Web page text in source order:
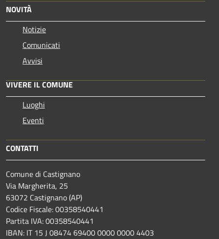
NOVITÀ
Notizie
Comunicati
Avvisi
VIVERE IL COMUNE
Luoghi
Eventi
CONTATTI
Comune di Castignano
Via Margherita, 25
63072 Castignano (AP)
Codice Fiscale: 00358540441
Partita IVA: 00358540441
IBAN: IT 15 J 08474 69400 0000 0000 4403